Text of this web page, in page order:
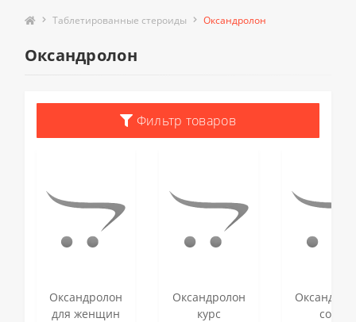
Таблетированные стероиды Оксандролон
Оксандролон
Фильтр товаров
Оксандролон
для женщин
Оксандролон
курс
соло